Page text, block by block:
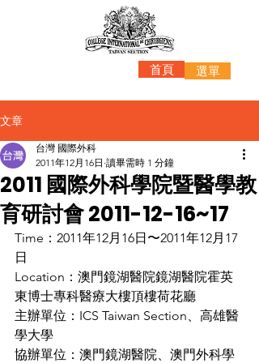
首頁 選單
文章
2011 國際外科學院暨醫學教
育研討會 2011-12-16~17
台灣 國際外科
2011年12月16日 讀畢需時 1 分鐘
Time：2011年12月16日〜2011年12月17
日
Location：澳門鏡湖醫院鏡湖醫院霍英
東博士專科醫療大樓頂樓荷花廳
主辦單位：ICS Taiwan Section、高雄醫
學大學
協辦單位：澳門鏡湖醫院、澳門外科學